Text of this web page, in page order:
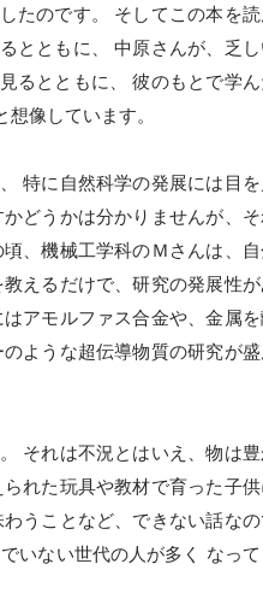
たのです。 そしてこの本を
とともに、 中原さんが、乏
るとともに、 彼のもとで学
像しています。
特に自然科学の発展には目
どうかは分かりませんが、
、機械工学科のＭさんは、
えるだけで、研究の発展性
アモルファス合金や、金属
ような超伝導物質の研究が
それは不況とはいえ、物は
れた玩具や教材で育った子
うことなど、できない話な
いない世代の人が多く なって